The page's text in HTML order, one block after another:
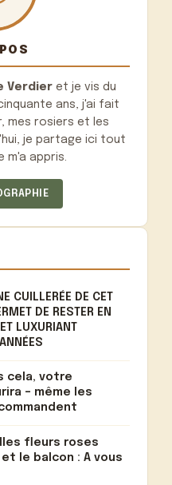
Verdier et je vis du
ans, j'ai fait
mes rosiers et les
je partage ici tout
m'a appris.
CUILLERÉE DE CET
DE RESTER EN
LUXURIANT
cela, votre
– même les
fleurs roses
le balcon : A vous